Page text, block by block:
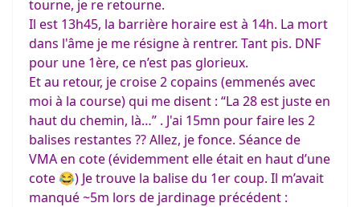
tourne, je re retourne.
Il est 13h45, la barrière horaire est à 14h. La mort
dans l'âme je me résigne à rentrer. Tant pis. DNF
pour une 1ère, ce n’est pas glorieux.
Et au retour, je croise 2 copains (emmenés avec
moi à la course) qui me disent : “La 28 est juste en
haut du chemin, là…” . J'ai 15mn pour faire les 2
balises restantes ?? Allez, je fonce. Séance de
VMA en cote (évidemment elle était en haut d’une
cote 😂) Je trouve la balise du 1er coup. Il m’avait
manqué ~5m lors de jardinage précédent :